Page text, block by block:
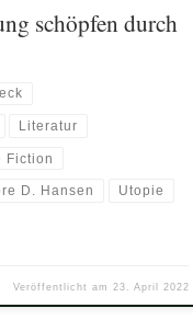
schöpfen durch
Literatur
Fiction
D. Hansen Utopie
Veröffentlicht am 23. April 2022